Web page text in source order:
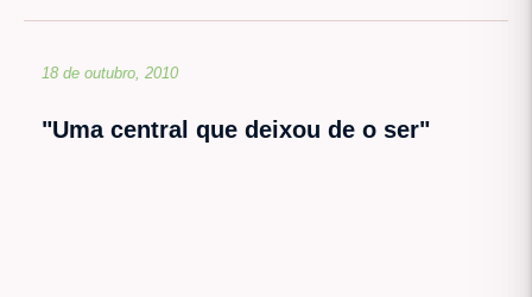
18 de outubro, 2010
"Uma central que deixou de o ser"